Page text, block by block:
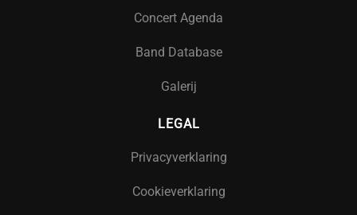
Concert Agenda
Band Database
Galerij
LEGAL
Privacyverklaring
Cookieverklaring